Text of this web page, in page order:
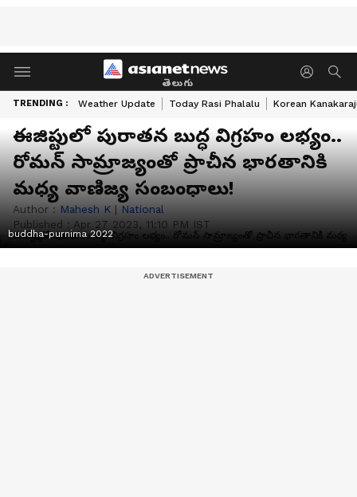
తెలుగు
TRENDING : Weather Update Today Rasi Phalalu Korean
ఈజిప్టులో పురాతన బుద్ధ విగ్రహం లభ్యం..
రోమన్ సామ్రాజ్యంతో ప్రాచీన భారతానికి
మధ్య వాణిజ్య సంబంధాలు!
Author : Mahesh K | National
Published : Apr 27 2023, 11:10 PM IST
buddha-purnima 2022